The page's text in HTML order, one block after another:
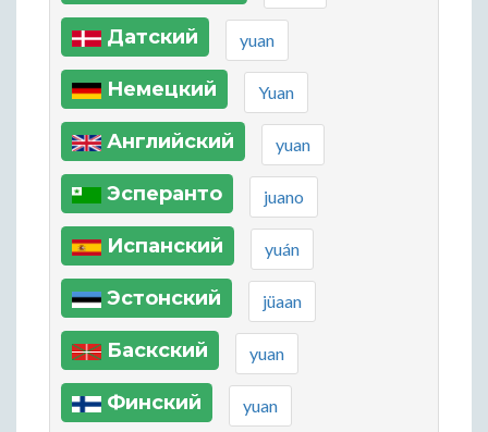
Датский yuan
Немецкий Yuan
Английский yuan
Эсперанто juano
Испанский yuán
Эстонский jüaan
Баскский yuan
Финский yuan